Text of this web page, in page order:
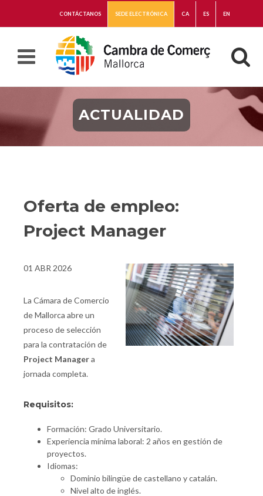
CONTÁCTANOS SEDE ELECTRÓNICA CA ES EN
ACTUALIDAD
Oferta de empleo:
Project Manager
01 ABR 2026
La Cámara de Comercio
de Mallorca abre un
proceso de selección
para la contratación de
Project Managera
jornada completa.
Requisitos:
Formación: Grado Universitario.
Experiencia mínima laboral: 2 años en gestión de
proyectos.
Idiomas:
Dominio bilingüe de castellano y catalán.
Nivel alto de inglés.